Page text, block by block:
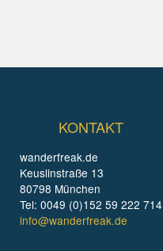
KONTAKT
wanderfreak.de
Keuslinstraße 13
80798 München
Tel: 0049 (0)152 59 222 714
info@wanderfreak.de